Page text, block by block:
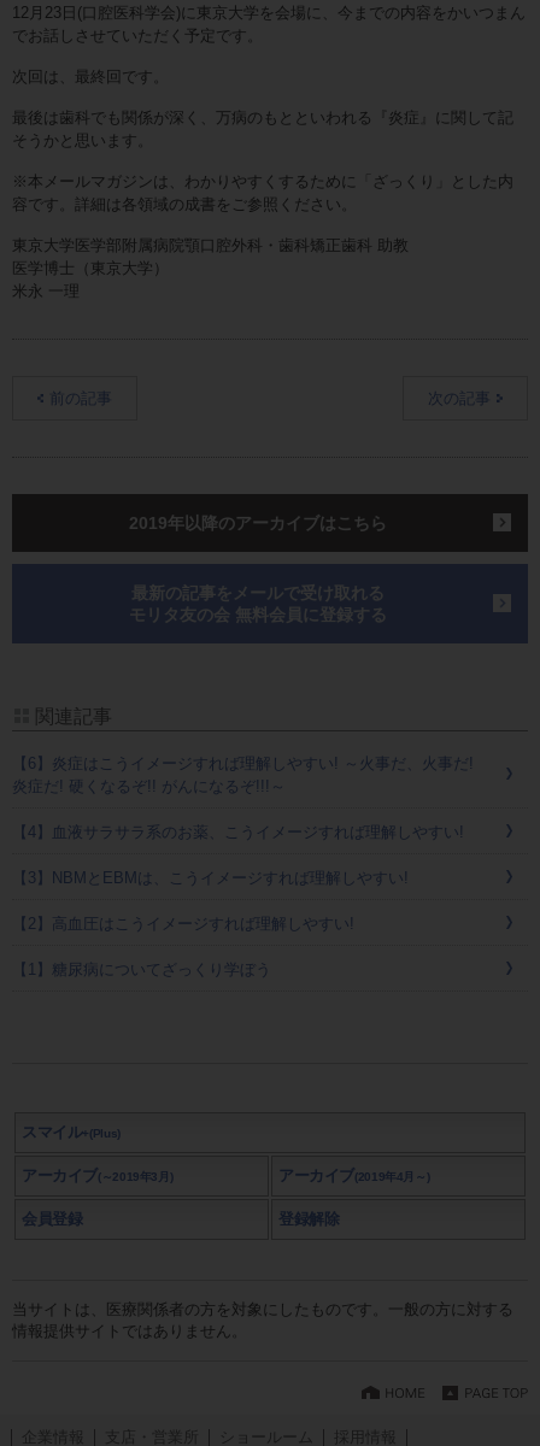
12月23日(口腔医科学会)に東京大学を会場に、今までの内容をかいつまん
でお話しさせていただく予定です。
次回は、最終回です。
最後は歯科でも関係が深く、万病のもとといわれる『炎症』に関して記
そうかと思います。
※本メールマガジンは、わかりやすくするために「ざっくり」とした内
容です。詳細は各領域の成書をご参照ください。
東京大学医学部附属病院顎口腔外科・歯科矯正歯科 助教
医学博士（東京大学）
米永 一理
前の記事 次の記事
2019年以降のアーカイブはこちら
最新の記事をメールで受け取れる
モリタ友の会 無料会員に登録する
関連記事
【6】炎症はこうイメージすれば理解しやすい! ～火事だ、火事だ!
炎症だ! 硬くなるぞ!! がんになるぞ!!!～
【4】血液サラサラ系のお薬、こうイメージすれば理解しやすい!
【3】NBMとEBMは、こうイメージすれば理解しやすい!
【2】高血圧はこうイメージすれば理解しやすい!
【1】糖尿病についてざっくり学ぼう
スマイル+(Plus)
アーカイブ(～2019年3月) アーカイブ(2019年4月～)
会員登録 登録解除
当サイトは、医療関係者の方を対象にしたものです。一般の方に対する
情報提供サイトではありません。
企業情報 支店・営業所 ショールーム 採用情報